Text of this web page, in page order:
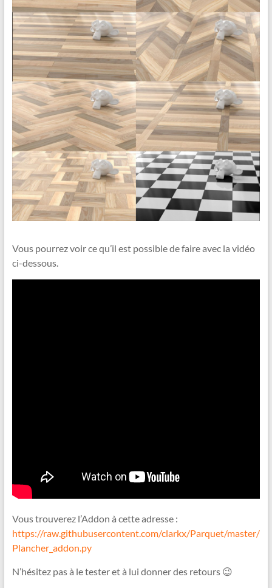
Vous pourrez voir ce qu’il est possible de faire avec la vidéo
ci-dessous.
Vous trouverez l’Addon à cette adresse :
https://raw.githubusercontent.com/clarkx/Parquet/master/
Plancher_addon.py
N’hésitez pas à le tester et à lui donner des retours 😉